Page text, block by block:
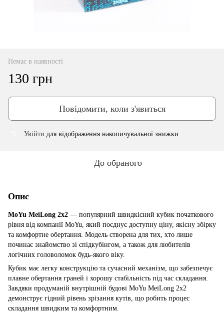
Немає в наявності
130 грн
Повідомити, коли з'явиться
Увійти для відображення накопичувальної знижки
До обраного
Опис
MoYu MeiLong 2x2 — популярний швидкісний кубик початкового
рівня від компанії MoYu, який поєднує доступну ціну, якісну збірку
та комфортне обертання. Модель створена для тих, хто лише
починає знайомство зі спідкубінгом, а також для любителів
логічних головоломок будь-якого віку.
Кубик має легку конструкцію та сучасний механізм, що забезпечує
плавне обертання граней і хорошу стабільність під час складання.
Завдяки продуманій внутрішній будові MoYu MeiLong 2x2
демонструє гідний рівень зрізання кутів, що робить процес
складання швидким та комфортним.